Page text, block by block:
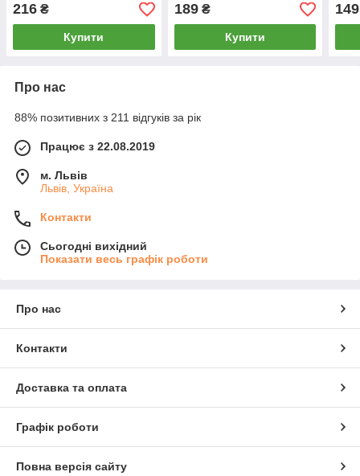
216 ₴
Купити
189₴
Купити
149
Про нас
88% позитивних з 211 відгуків за рік
Працює з 22.08.2019
м. Львів
Львів, Україна
Контакти
Сьогодні вихідний
Показати весь графік роботи
Про нас
Контакти
Доставка та оплата
Графік роботи
Повна версія сайту